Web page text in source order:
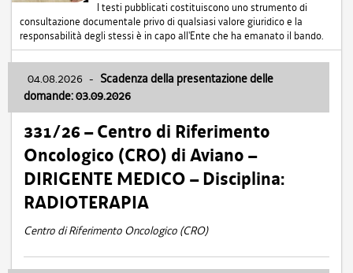
I testi pubblicati costituiscono uno strumento di
consultazione documentale privo di qualsiasi valore giuridico e la
responsabilità degli stessi è in capo all'Ente che ha emanato il bando.
04.08.2026 - Scadenza della presentazione delle
domande: 03.09.2026
331/26 – Centro di Riferimento
Oncologico (CRO) di Aviano –
DIRIGENTE MEDICO – Disciplina:
RADIOTERAPIA
Centro di Riferimento Oncologico (CRO)